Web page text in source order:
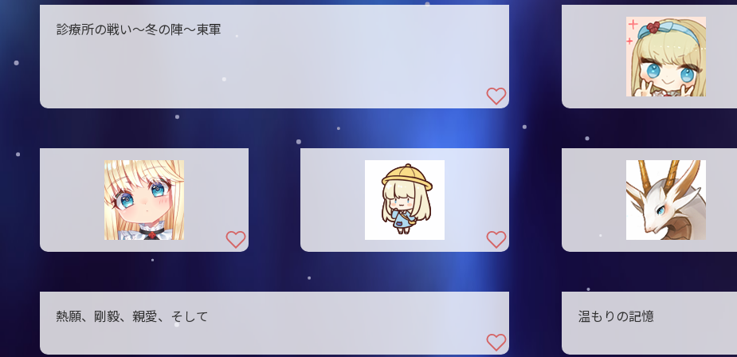
診療所の戦い～冬の陣～東軍
熱願、剛毅、親愛、そして 温もりの記憶